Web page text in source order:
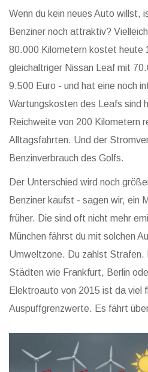
Wenn du kein neues Auto willst,
Benziner noch attraktiv?
80.000 Kilometern kostet heute
gleichaltriger Nissan Leaf mit
9.500 Euro - und hat eine noch
Wartungskosten des Leafs sind
Reichweite von 200 Kilometern
Alltagsfahrten. Und der
Benzinverbrauch des Golfs.
Der Unterschied wird noch
Benziner kaufst - sagen wir, ein
früher. Die sind oft nicht mehr
München fährst du mit solchen
Umweltzone. Du zahlst Strafen.
Städten wie Frankfurt, Berlin
Elektroauto von 2015 ist da viel
Auspuffgrenzwerte. Es fährt